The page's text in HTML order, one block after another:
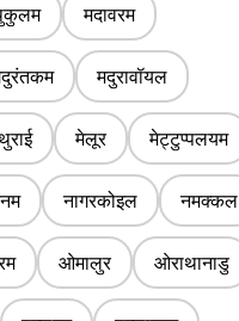
मदावरम
मदुरावॉयल
मेलूर मेट्टुप्पलयम
नागरकोइल नमक्कल
ओमालुर ओराथानाडु